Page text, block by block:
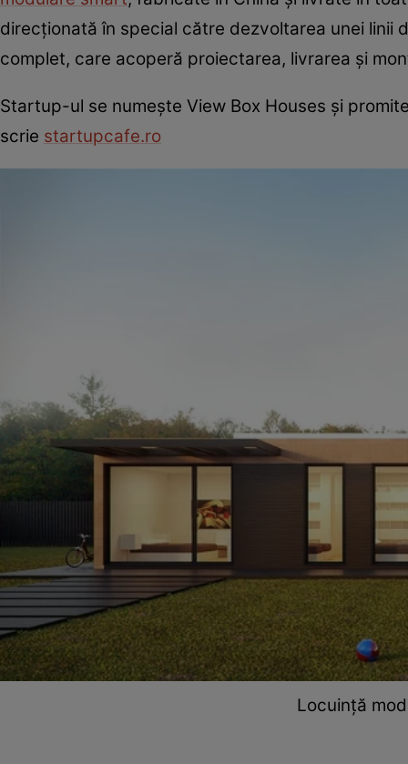
direcționată în special către dezvoltarea unei linii
complet, care acoperă proiectarea, livrarea și
Startup-ul se numește View Box Houses și
scrie startupcafe.ro
Locuință